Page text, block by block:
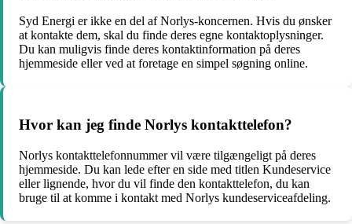
Syd Energi er ikke en del af Norlys-koncernen. Hvis du ønsker
at kontakte dem, skal du finde deres egne kontaktoplysninger.
Du kan muligvis finde deres kontaktinformation på deres
hjemmeside eller ved at foretage en simpel søgning online.
Hvor kan jeg finde Norlys kontakttelefon?
Norlys kontakttelefonnummer vil være tilgængeligt på deres
hjemmeside. Du kan lede efter en side med titlen Kundeservice
eller lignende, hvor du vil finde den kontakttelefon, du kan
bruge til at komme i kontakt med Norlys kundeserviceafdeling.